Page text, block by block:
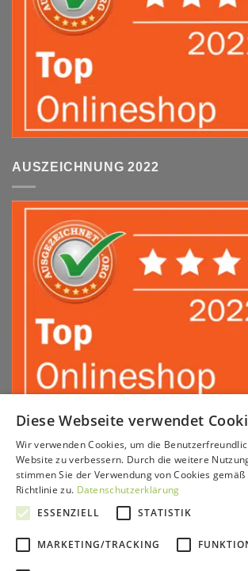
AUSZEICHNUNG 2022
Sepa PayPal Amazon Apple
Pay
MasterCardAmerican
Express
Sofort
KONTAKT & BERATUNG SERVICE
PARTNERPROGRAMM
GrünePerlen
Diese Webseite verwendet
Wir verwenden Cookies, um die
Website zu verbessern. Durch die weitere
stimmen Sie der Verwendung von Cookies
Richtlinie zu. Datenschutzerklärung
ESSENZIELL
STATISTIK
MARKETING/TRACKING